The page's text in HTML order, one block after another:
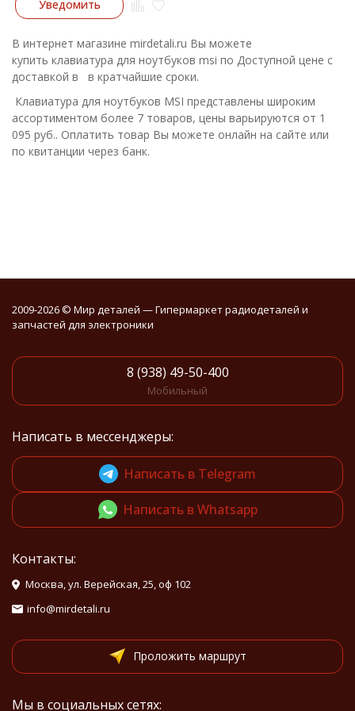
Уведомить
В интернет магазине mirdetali.ru Вы можете
купить клавиатура для ноутбуков msi по Доступной цене с
доставкой в в кратчайшие сроки.
Клавиатура для ноутбуков MSI представлены широким
ассортиментом более 7 товаров, цены варьируются от 1
095 руб.. Оплатить товар Вы можете онлайн на сайте или
по квитанции через банк.
2009-2026 © Мир деталей — Гипермаркет радиодеталей и
запчастей для электроники
8 (938) 49-50-400
Мобильный
Написать в мессенджеры:
Написать в Telegram
Написать в Whatsapp
Контакты:
Москва, ул. Верейская, 25, оф 102
info@mirdetali.ru
Проложить маршрут
Мы в социальных сетях: